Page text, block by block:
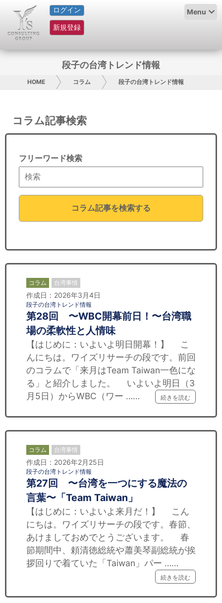
ログイン
新規登録
Menu
HOME
サービス紹介
グループ概要
日本人にPR
コンサルティング
経済ニュース
ＩＴ
飲食店情報
段子の台湾トレンド情報
HOME コラム 段子の台湾トレンド情報
コラム記事検索
フリーワード検索
コラム記事を検索する
コラム 台湾事情
作成日：2026年3月4日
段子の台湾トレンド情報
第28回 〜WBC開幕前日！〜台湾職
場の柔軟性と人情味
【はじめに：いよいよ明日開幕！】 こ
んにちは。ワイズリサーチの段です。前回
のコラムで「来月はTeam Taiwan一色にな
る」と紹介しました。 いよいよ明日（3
月5日）からWBC（ワー ……
続きを読む
コラム 台湾事情
作成日：2026年2月25日
段子の台湾トレンド情報
第27回 〜台湾を一つにする魔法の
言葉〜「Team Taiwan」
【はじめに：いよいよ来月だ！】 こん
にちは。ワイズリサーチの段です。春節、
あけましておめでとうございます。 春
節期間中、頼清徳総統や蕭美琴副総統が挨
拶回りで着ていた「Taiwan」パー ……
続きを読む